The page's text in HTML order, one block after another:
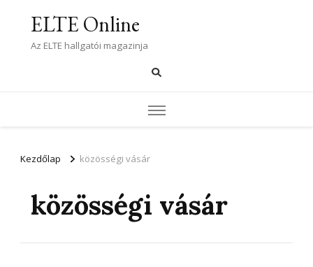
ELTE Online
Az ELTE hallgatói magazinja
Kezdőlap közösségi vásár
közösségi vásár